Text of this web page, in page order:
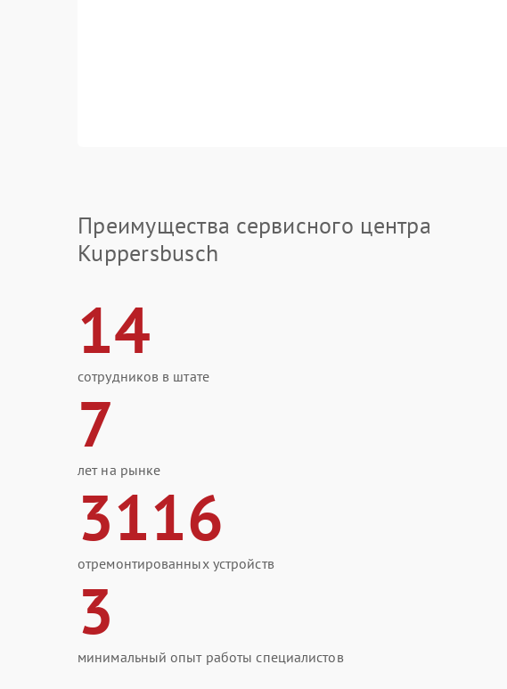
Преимущества сервисного центра
Kuppersbusch
14
сотрудников в штате
7
лет на рынке
3116
отремонтированных устройств
3
минимальный опыт работы специалистов